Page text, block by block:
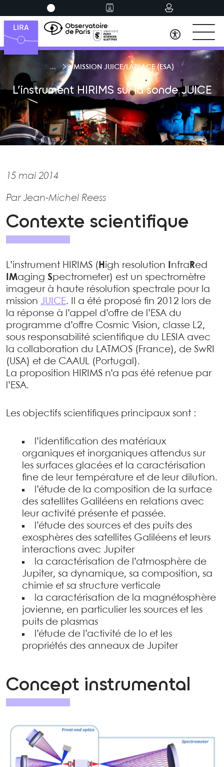
MISSION JUICE/LAPLACE (ESA)
L’instrument HIRIMS sur la sonde JUICE
15 mai 2014
Par Jean-Michel Reess
Contexte scientifique
L’instrument HIRIMS ( H igh resolution nfra Red
IMaging Spectrometer) est un spectromètre
imageur à haute résolution spectrale pour la
mission JUICE. Il a été proposé fin 2012 lors de
la réponse à l’appel d’offre de l’ESA du
programme d’offre Cosmic Vision, classe L2,
sous responsabilité scientifique du LESIA avec
la collaboration du LATMOS (France), de SwRI
(USA) et de CAAUL (Portugal).
La proposition HIRIMS n’a pas été retenue par
l’ESA.
Les objectifs scientifiques principaux sont :
l’identification des matériaux
organiques et inorganiques attendus sur
les surfaces glacées et la caractérisation
fine de leur température et de leur dilution.
l’étude de la composition de la surface
des satellites Galiléens en relations avec
leur activité présente et passée.
l’étude des sources et des puits des
exosphères des satellites Galiléens et leurs
interactions avec Jupiter
la caractérisation de l’atmosphère de
Jupiter, sa dynamique, sa composition, sa
chimie et sa structure verticale
la caractérisation de la magnétosphère
jovienne, en particulier les sources et les
puits de plasmas
l’étude de l’activité de Io et les
propriétés des anneaux de Jupiter
Concept instrumental